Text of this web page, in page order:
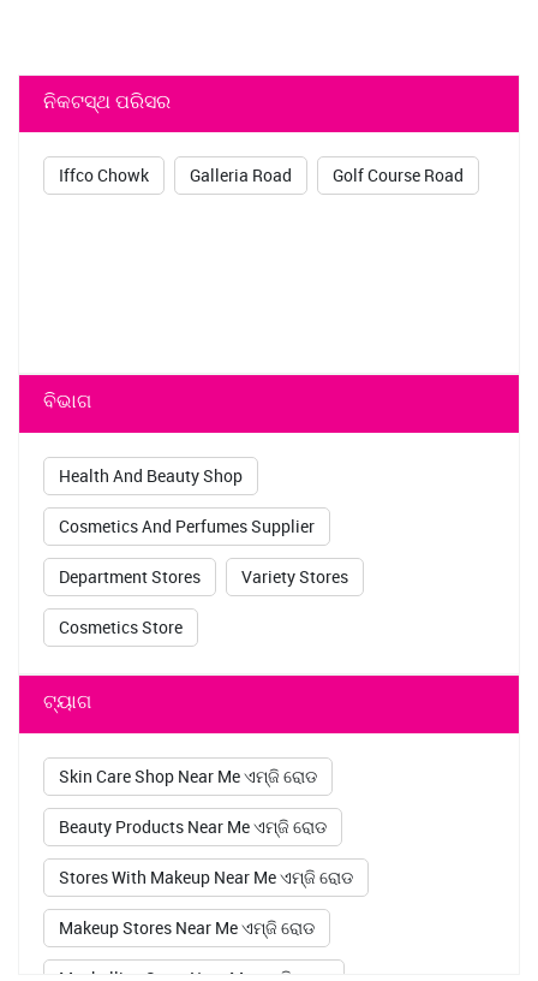
ନିକଟସ୍ଥ ପରିସର
Iffco Chowk Galleria Road Golf Course Road
ବିଭାଗ
Health And Beauty Shop
Cosmetics And Perfumes Supplier
Department Stores Variety Stores
Cosmetics Store
ଟ୍ୟାଗ
Skin Care Shop Near Me ଏମ୍ଜି ରୋଡ
Beauty Products Near Me ଏମ୍ଜି ରୋଡ
Stores With Makeup Near Me ଏମ୍ଜି ରୋଡ
Makeup Stores Near Me ଏମ୍ଜି ରୋଡ